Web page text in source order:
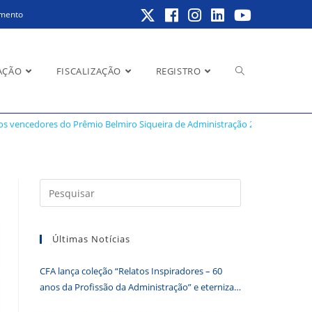
FISCALIZAÇÃO REGISTRO Alternar
do
Administração 2024
vencedores do Prêmio Belmiro Siqueira de Administração 2024
a
o
Últimas Notícias
CFA lança coleção “Relatos Inspiradores – 60
anos da Profissão da Administração” e eterniza